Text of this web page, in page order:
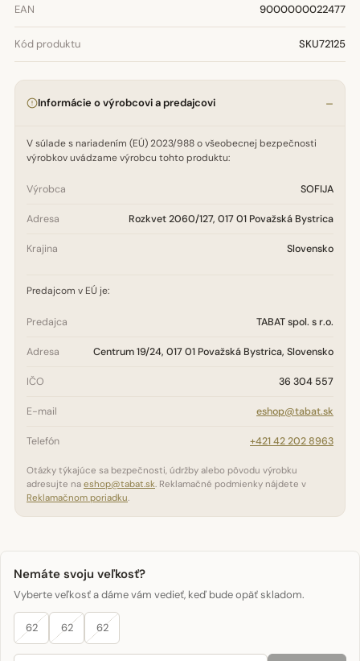
EAN 9000000022477
Kód produktu SKU72125
Informácie o výrobcovi a predajcovi
V súlade s nariadením (EÚ) 2023/988 o všeobecnej bezpečnosti
výrobkov uvádzame výrobcu tohto produktu:
Výrobca SOFIJA
Adresa Rozkvet 2060/127, 017 01 Považská Bystrica
Krajina Slovensko
Predajcom v EÚ je:
Predajca TABAT spol. s r.o.
Adresa Centrum 19/24, 017 01 Považská Bystrica, Slovensko
IČO 36 304 557
E-mail eshop@tabat.sk
Telefón +421 42 202 8963
Otázky týkajúce sa bezpečnosti, údržby alebo pôvodu výrobku
adresujte na eshop@tabat.sk. Reklamačné podmienky nájdete v
Reklamačnom poriadku.
Nemáte svoju veľkosť?
Vyberte veľkosť a dáme vám vedieť, keď bude opäť skladom.
62 62 62